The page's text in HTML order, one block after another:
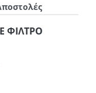
ΦΙΛΤΡΟ